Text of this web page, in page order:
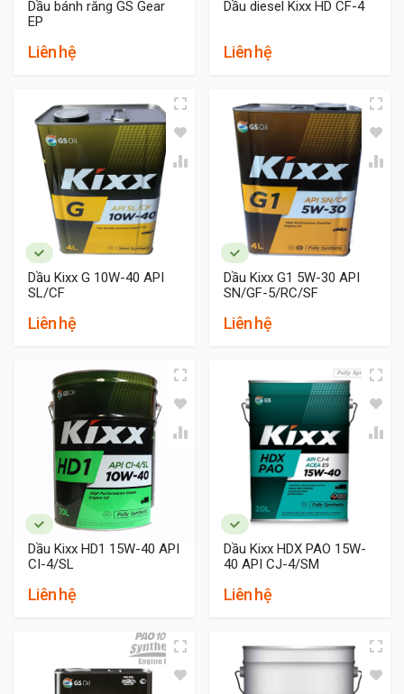
Dầu bánh răng GS Gear
EP
Liên hệ
Dầu diesel Kixx HD CF-4
Liên hệ
Dầu Kixx G 10W-40 API
SL/CF
Liên hệ
Dầu Kixx G1 5W-30 API
SN/GF-5/RC/SF
Liên hệ
Dầu Kixx HD1 15W-40 API
CI-4/SL
Liên hệ
Dầu Kixx HDX PAO 15W-
40 API CJ-4/SM
Liên hệ